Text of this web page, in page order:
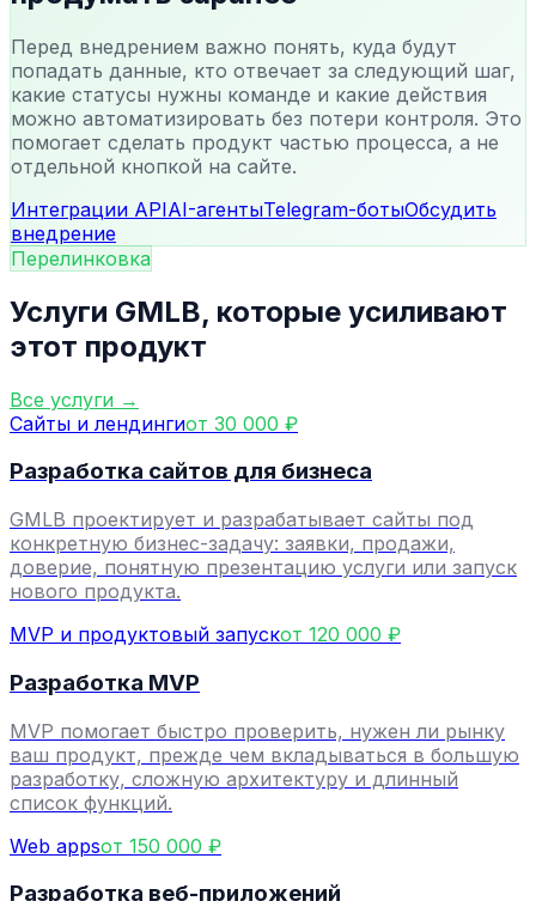
Перед внедрением важно понять, куда будут
попадать данные, кто отвечает за следующий шаг,
какие статусы нужны команде и какие действия
можно автоматизировать без потери контроля. Это
помогает сделать продукт частью процесса, а не
отдельной кнопкой на сайте.
Интеграции APIAI-агентыTelegram-ботыОбсудить
внедрение
Перелинковка
Услуги GMLB, которые усиливают
этот продукт
Все услуги →
Сайты и лендингиот 30 000 ₽
Разработка сайтов для бизнеса
GMLB проектирует и разрабатывает сайты под
конкретную бизнес-задачу: заявки, продажи,
доверие, понятную презентацию услуги или запуск
нового продукта.
MVP и продуктовый запускот 120 000 ₽
Разработка MVP
MVP помогает быстро проверить, нужен ли рынку
ваш продукт, прежде чем вкладываться в большую
разработку, сложную архитектуру и длинный
список функций.
Web appsот 150 000 ₽
Разработка веб-приложений